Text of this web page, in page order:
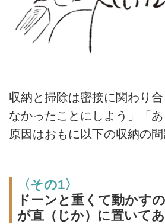
収納と掃除は密接に関わり
なかったことにしよう」「
原因はおもに以下の収納の問
〈その1〉
ドーンと重くて動かす
が直（じか）に置いて